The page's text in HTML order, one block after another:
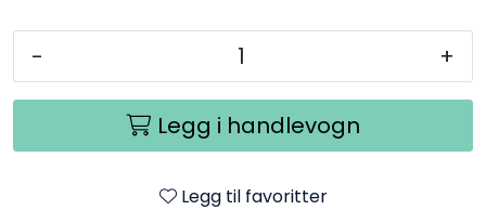
- +
Legg i handlevogn
Legg til favoritter